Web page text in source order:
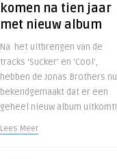
komen na tien jaar
met nieuw album
Na het uitbrengen van de
tracks ‘Sucker’ en ‘Cool’,
hebben de Jonas Brothers nu
bekendgemaakt dat er een
geheel nieuw album uitkomt!
Lees Meer